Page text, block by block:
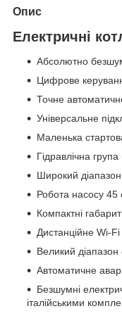
Опис
Електричні
Абсолютно
Цифрове
Точне
Універсальне
Маленька
Гідравлічна
Широкий
Робота насосу 45
Компактні
Дистанційне Wi-Fi
Великий
Автоматичне
Безшумні
італійськими